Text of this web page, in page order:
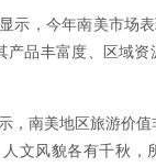
示，今年南美市场
产品丰富度、区域资
，南美地区旅游价
文风貌各有千秋，